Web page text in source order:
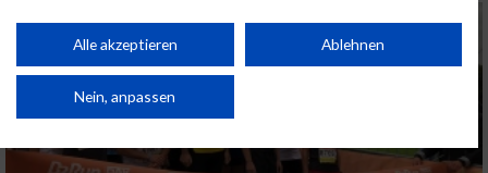
Performance von Inhalten. Analyse von Zielgruppen durch Statistiken oder
Kombinationen von Daten aus verschiedenen Quellen. Entwicklung und
von Inhalten.
Daten können außerhalb der Europäischen Union weitergegeben und in die
Website/App.
Alle akzeptieren Ablehnen
Nein, anpassen